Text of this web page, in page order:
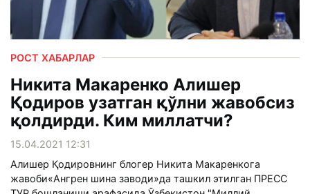
РОСТ ХАБАРЛАР
Никита Макаренко Алишер
Қодиров узатган қўлни жавобсиз
қолдирди. Ким миллатчи?
15.04.2021 12:31
Алишер Қодировнинг блогер Никита Макаренкога
жавоби«Ангрен шина заводи»да ташкил этилган ПРEСС